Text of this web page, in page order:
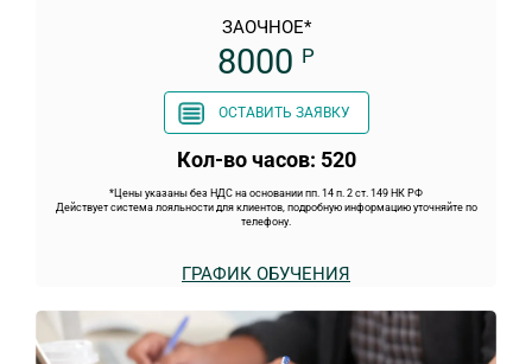
ЗАОЧНОЕ*
8000 Р
ОСТАВИТЬ ЗАЯВКУ
Кол-во часов: 520
*Цены указаны без НДС на основании пп. 14 п. 2 ст. 149 НК РФ
Действует система лояльности для клиентов, подробную информацию уточняйте по
телефону.
ГРАФИК ОБУЧЕНИЯ